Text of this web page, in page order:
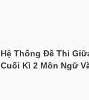
Hệ Thống Đề Thi
Cuối Kì 2 Môn Ngữ